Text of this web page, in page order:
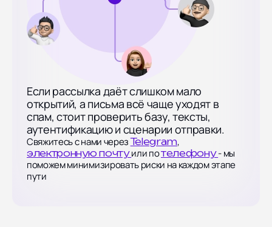
Если рассылка даёт слишком мало
открытий, а письма всё чаще уходят в
спам, стоит проверить базу, тексты,
аутентификацию и сценарии отправки.
Свяжитесь с нами черезTelegram,
электронную почтуили потелефону- мы
поможем минимизировать риски на каждом этапе
пути